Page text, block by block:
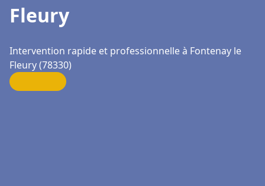
Fleury
Intervention rapide et professionnelle à Fontenay le
Fleury (78330)